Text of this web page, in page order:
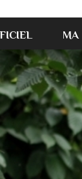
MA